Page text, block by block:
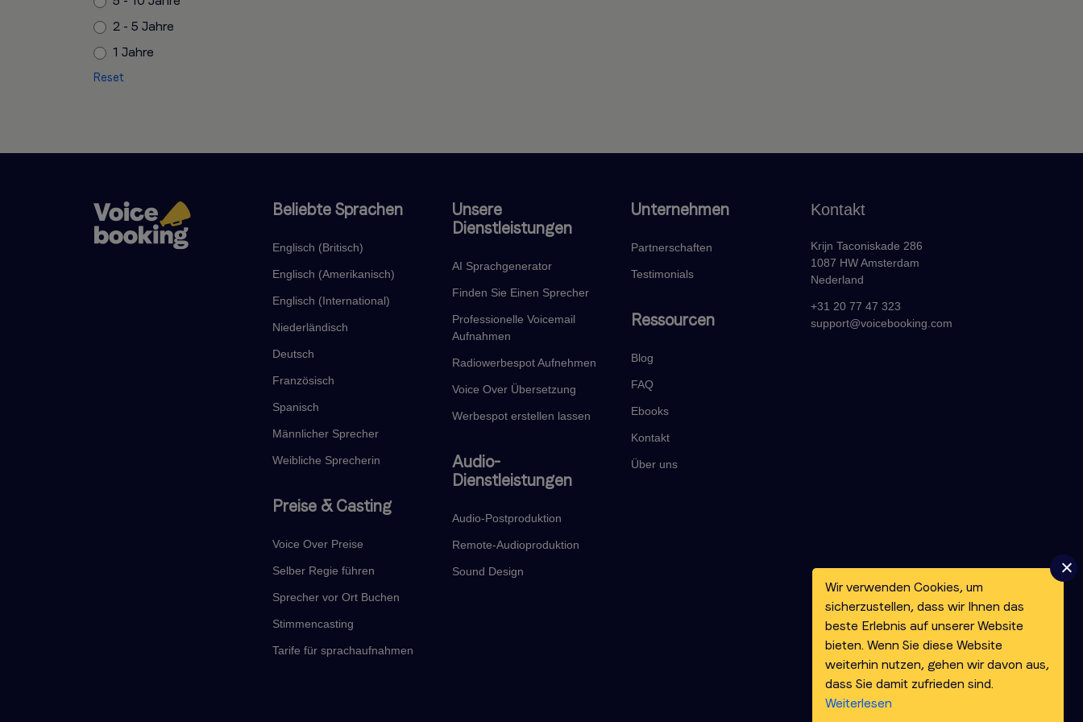
2 - 5 Jahre
1 Jahre
Reset
Beliebte Sprachen
Englisch (Britisch)
Englisch (Amerikanisch)
Englisch (International)
Niederländisch
Deutsch
Französisch
Spanisch
Männlicher Sprecher
Weibliche Sprecherin
Preise & Casting
Voice Over Preise
Selber Regie führen
Sprecher vor Ort Buchen
Stimmencasting
Tarife für sprachaufnahmen
Unsere
Dienstleistungen
AI Sprachgenerator
Finden Sie Einen Sprecher
Professionelle Voicemail
Aufnahmen
Radiowerbespot Aufnehmen
Voice Over Übersetzung
Werbespot erstellen lassen
Audio-
Dienstleistungen
Audio-Postproduktion
Remote-Audioproduktion
Sound Design
Unternehmen
Partnerschaften
Testimonials
Ressourcen
Blog
FAQ
Ebooks
Kontakt
Über uns
Kontakt
Krijn Taconiskade 286
1087 HW Amsterdam
Nederland
+31 20 77 47 323
support@voicebooking.com
Wir verwenden Cookies, um
sicherzustellen, dass wir Ihnen das
beste Erlebnis auf unserer Website
bieten. Wenn Sie diese Website
weiterhin nutzen, gehen wir davon aus,
dass Sie damit zufrieden sind.
Weiterlesen